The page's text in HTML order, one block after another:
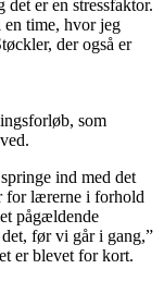
er en stressfaktor.
en time, hvor jeg
der også er
som
ind med det
for lærerne i forhold
pågældende
før vi går i gang,”
er blevet for kort.